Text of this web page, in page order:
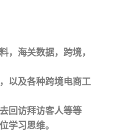
，海关数据，跨境，
以及各种跨境电商工
回访拜访客人等等
学习思维。